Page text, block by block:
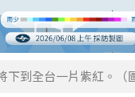
下到全台一片紫紅。（